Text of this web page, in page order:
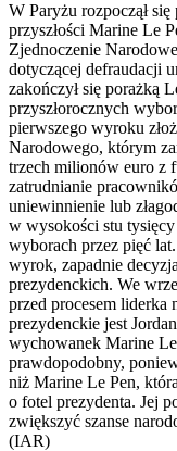
W Paryżu rozpoczął
przyszłości Marine Le
Zjednoczenie
dotyczącej defraudacji
zakończył się porażką
przyszłorocznych
pierwszego wyroku
Narodowego, którym
trzech milionów euro z
zatrudnianie
uniewinnienie lub
w wysokości stu
wyborach przez pięć
wyrok, zapadnie
prezydenckich. We
przed procesem
prezydenckie jest
wychowanek Marine
prawdopodobny,
niż Marine Le Pen,
o fotel prezydenta. Jej
zwiększyć szanse
(IAR)